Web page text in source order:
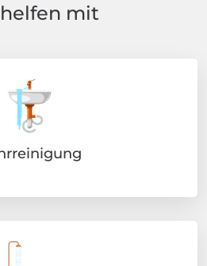
mit